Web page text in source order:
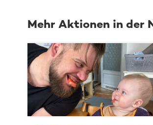
Mehr Aktionen in der